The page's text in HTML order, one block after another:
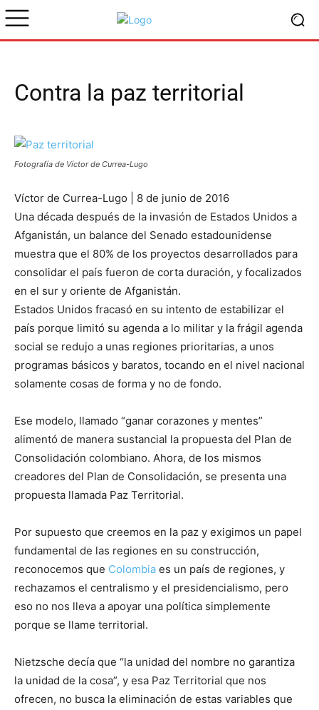
Contra la paz territorial
Fotografía de Víctor de Currea-Lugo
Víctor de Currea-Lugo | 8 de junio de 2016
Una década después de la invasión de Estados Unidos a
Afganistán, un balance del Senado estadounidense
muestra que el 80% de los proyectos desarrollados para
consolidar el país fueron de corta duración, y focalizados
en el sur y oriente de Afganistán.
Estados Unidos fracasó en su intento de estabilizar el
país porque limitó su agenda a lo militar y la frágil agenda
social se redujo a unas regiones prioritarias, a unos
programas básicos y baratos, tocando en el nivel nacional
solamente cosas de forma y no de fondo.
Ese modelo, llamado “ganar corazones y mentes”
alimentó de manera sustancial la propuesta del Plan de
Consolidación colombiano. Ahora, de los mismos
creadores del Plan de Consolidación, se presenta una
propuesta llamada Paz Territorial.
Por supuesto que creemos en la paz y exigimos un papel
fundamental de las regiones en su construcción,
reconocemos que Colombia es un país de regiones, y
rechazamos el centralismo y el presidencialismo, pero
eso no nos lleva a apoyar una política simplemente
porque se llame territorial.
Nietzsche decía que “la unidad del nombre no garantiza
la unidad de la cosa”, y esa Paz Territorial que nos
ofrecen, no busca la eliminación de estas variables que